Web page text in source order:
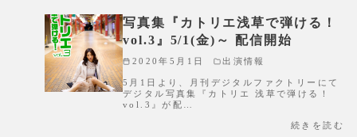
写真集『カトリエ浅草で弾ける！
vol.3』5/1(金)～ 配信開始
2020年5月1日 出演情報
5月1日より、月刊デジタルファクトリーにて
デジタル写真集『カトリエ 浅草で弾ける！
vol.3』が配…
続きを読む